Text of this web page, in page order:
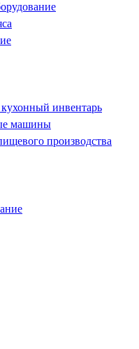
инвентарь
машины
производства